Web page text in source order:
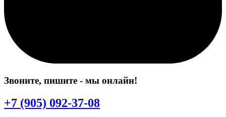
Звоните, пишите - мы онлайн!
+7 (905) 092-37-08